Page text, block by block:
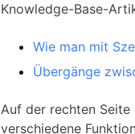
Knowledge-Base-
Wie man mit
Übergänge
Auf der rechten Seite
verschiedene